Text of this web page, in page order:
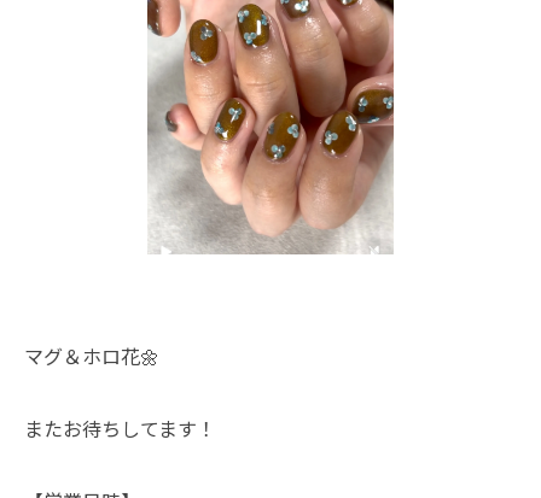
マグ＆ホロ花🌼
またお待ちしてます！